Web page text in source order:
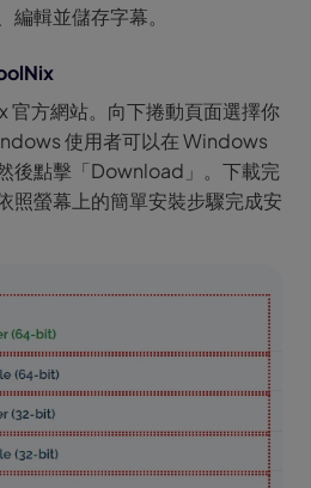
編輯並儲存字幕。
官方網站。向下捲動頁面選擇你
使用者可以在 Windows
後點擊「Download」。下載完
照螢幕上的簡單安裝步驟完成安